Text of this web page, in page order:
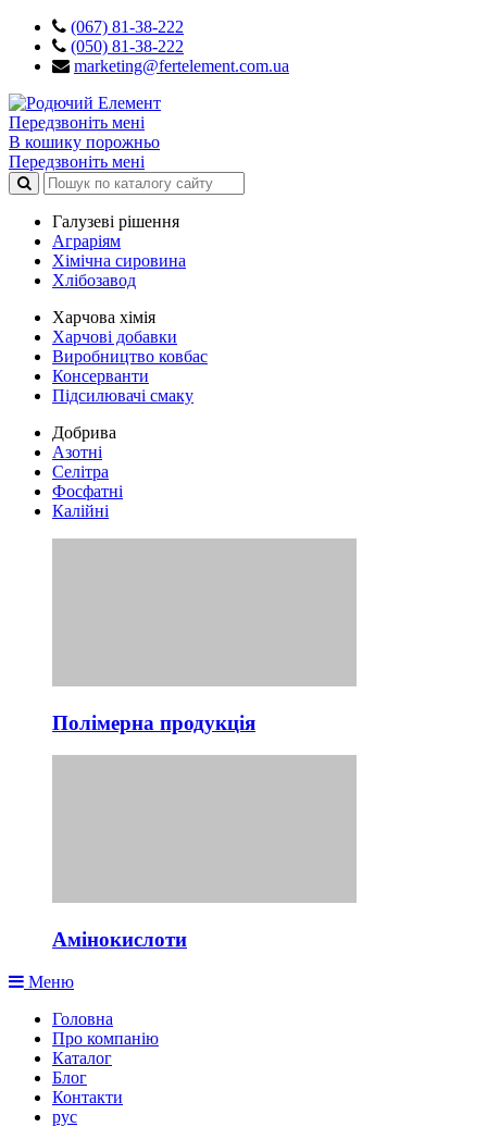
(067) 81-38-222
(050) 81-38-222
marketing@fertelement.com.ua
Передзвоніть мені
В кошику порожньо
Передзвоніть мені
Галузеві рішення
Аграріям
Хімічна сировина
Хлібозавод
Харчова хімія
Харчові добавки
Виробництво ковбас
Консерванти
Підсилювачі смаку
Добрива
Азотні
Селітра
Фосфатні
Калійні
Полімерна продукція
Амінокислоти
Меню
Головна
Про компанію
Каталог
Блог
Контакти
рус